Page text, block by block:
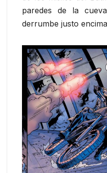
paredes de la
derrumbe justo